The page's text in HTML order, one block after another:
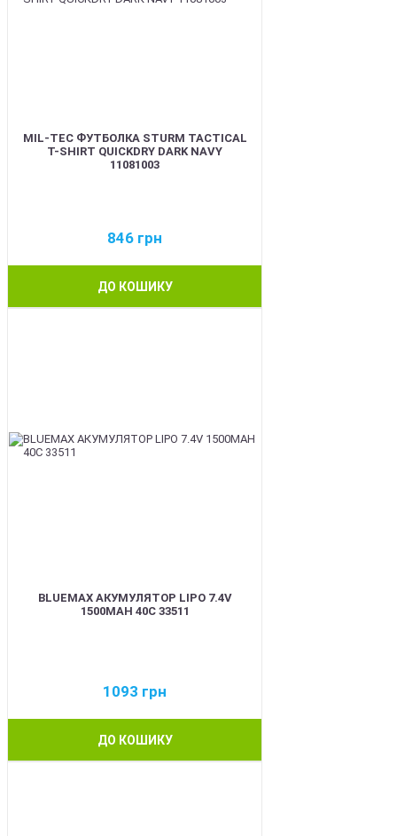
MIL-TEC ФУТБОЛКА STURM TACTICAL
T-SHIRT QUICKDRY DARK NAVY
11081003
846 грн
ДО КОШИКУ
BLUEMAX АКУМУЛЯТОР LIPO 7.4V
1500MAH 40C 33511
1093 грн
ДО КОШИКУ